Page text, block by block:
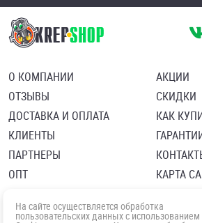
О КОМПАНИИ
ОТЗЫВЫ
ДОСТАВКА И ОПЛАТА
КЛИЕНТЫ
ПАРТНЕРЫ
ОПТ
АКЦИИ
СКИДКИ
КАК
КАРТА
Политика в отношении обработки
Согласие посетителя сайта на обработку
На сайте осуществляется обработка
пользовательских данных с использованием